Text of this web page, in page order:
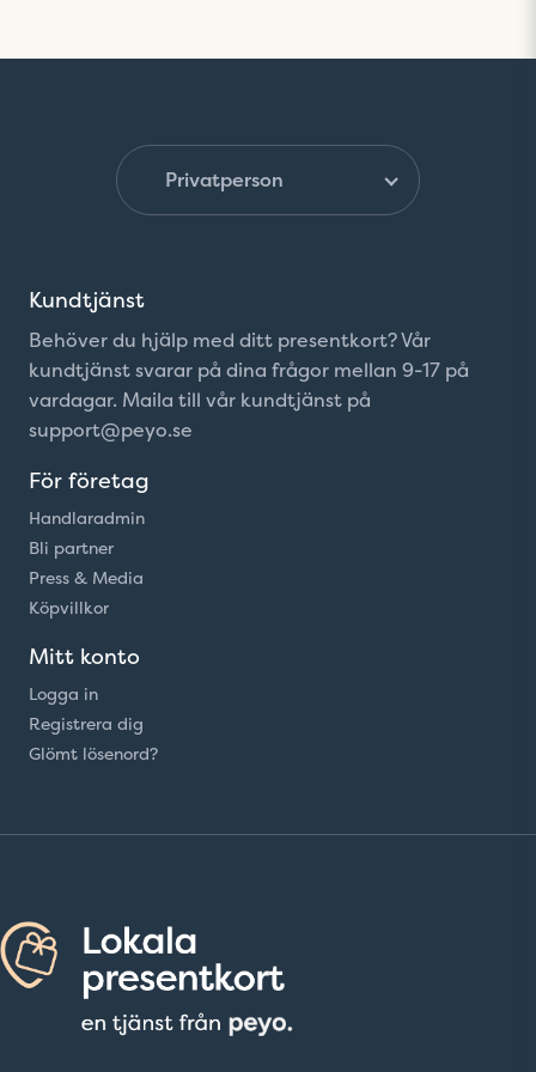
Kundtjänst
Behöver du hjälp med ditt presentkort? Vår
kundtjänst svarar på dina frågor mellan 9-17 på
vardagar. Maila till vår kundtjänst på
support@peyo.se
För företag
Handlaradmin
Bli partner
Press & Media
Köpvillkor
Mitt konto
Logga in
Registrera dig
Glömt lösenord?